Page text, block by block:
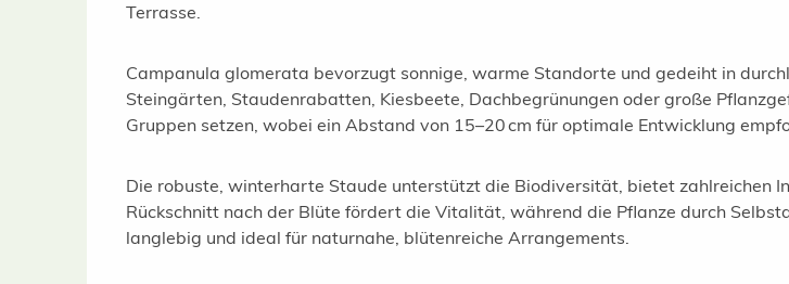
Terrasse.
Campanula glomerata bevorzugt sonnige, warme Standorte und gedeiht in
Steingärten, Staudenrabatten, Kiesbeete, Dachbegrünungen oder große
Gruppen setzen, wobei ein Abstand von 15–20 cm für optimale Entwicklung
Die robuste, winterharte Staude unterstützt die Biodiversität, bietet zahlreichen
Rückschnitt nach der Blüte fördert die Vitalität, während die Pflanze durch
langlebig und ideal für naturnahe, blütenreiche Arrangements.